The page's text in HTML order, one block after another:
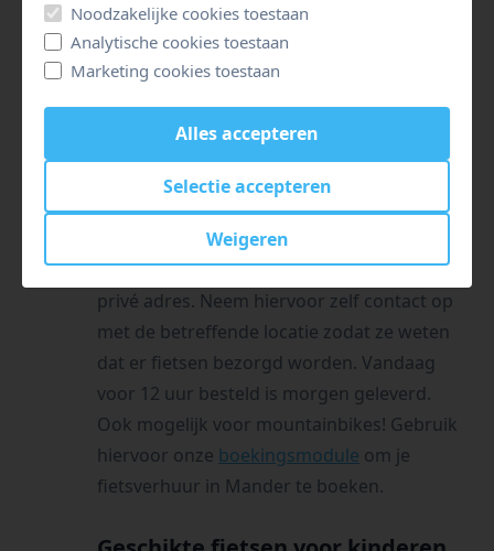
Nederlandse idylle – Vasserweg rondtocht
vanuit Tubbergen
Centrum Ootmarsum – Ootmarsum
rondtocht vanuit Tubbergen
fiets huren in Mander?
Verblijf je niet in Mander maar wil je wel een
dag fietsen. Laat dan eenvoudig je fietsen
bezorgen. Bijvoorbeeld bij een hotel, park of
privé adres. Neem hiervoor zelf contact op
met de betreffende locatie zodat ze weten
dat er fietsen bezorgd worden. Vandaag
voor 12 uur besteld is morgen geleverd.
Ook mogelijk voor mountainbikes! Gebruik
hiervoor onze boekingsmodule om je
fietsverhuur in Mander te boeken.
Noodzakelijke cookies toestaan
Analytische cookies toestaan
Marketing cookies toestaan
Alles accepteren
Selectie accepteren
Weigeren